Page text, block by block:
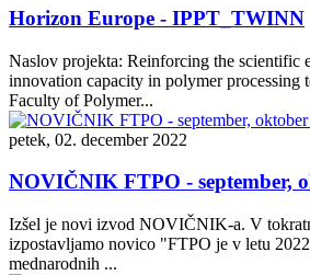
Horizon Europe - IPPT_TWINN
Naslov projekta: Reinforcing the scientific
innovation capacity in polymer processing
Faculty of Polymer...
petek, 02. december 2022
NOVIČNIK FTPO - september,
Izšel je novi izvod NOVIČNIK-a. V
izpostavljamo novico "FTPO je v letu
mednarodnih ...